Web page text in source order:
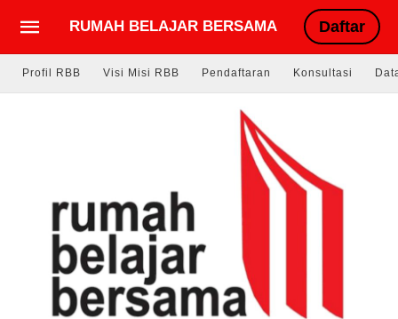
RUMAH BELAJAR BERSAMA Daftar
Profil RBB Visi Misi RBB Pendaftaran Konsultasi